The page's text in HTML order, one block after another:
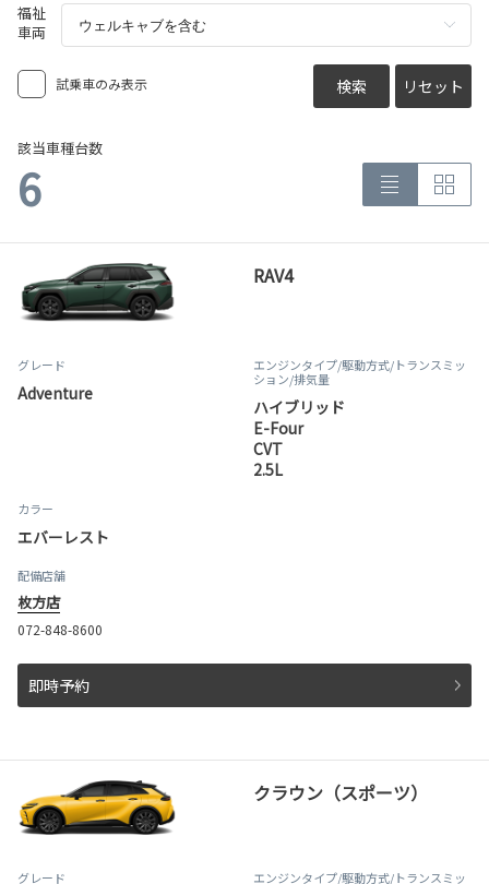
福祉
車両
試乗車のみ表示 検索 リセット
該当車種台数
6
RAV4
グレード
Adventure
エンジンタイプ/駆動方式/トランスミッ
ション/排気量
ハイブリッド
E-Four
CVT
2.5L
カラー
エバーレスト
配備店舗
枚方店
072-848-8600
即時予約
クラウン（スポーツ）
グレード エンジンタイプ/駆動方式/トランスミッ